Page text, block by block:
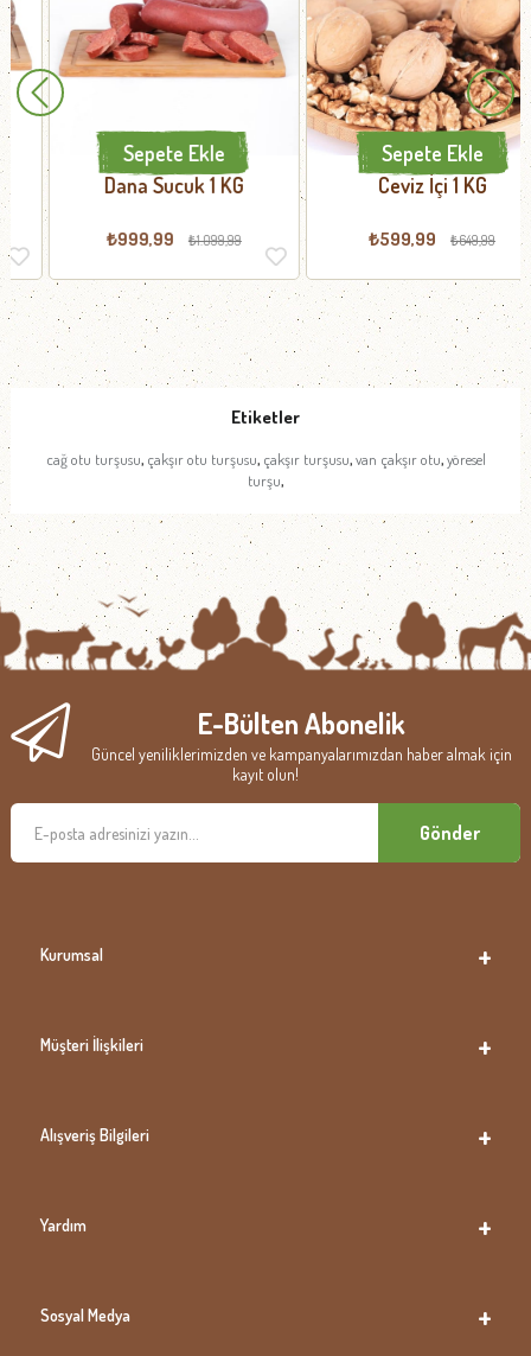
Dana Sucuk 1 KG
₺999,99 ₺1.099,99
Sepete Ekle
Ceviz İçi 1 KG
₺599,99 ₺649,99
Sepete Ekle
Etiketler
cağ otu turşusu, çakşır otu turşusu, çakşır turşusu, van çakşır otu, yöresel
turşu,
E-Bülten Abonelik
Güncel yeniliklerimizden ve kampanyalarımızdan haber almak için
kayıt olun!
Gönder
Kurumsal
Müşteri İlişkileri
Alışveriş Bilgileri
Yardım
Sosyal Medya